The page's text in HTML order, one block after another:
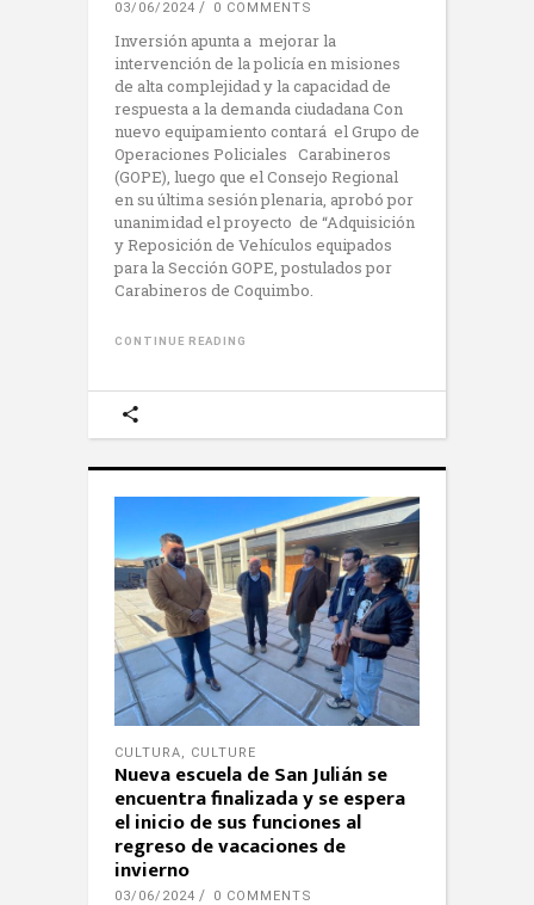
03/06/2024 0 COMMENTS
Inversión apunta a mejorar la
intervención de la policía en misiones
de alta complejidad y la capacidad de
respuesta a la demanda ciudadana Con
nuevo equipamiento contará el Grupo de
Operaciones Policiales Carabineros
(GOPE), luego que el Consejo Regional
en su última sesión plenaria, aprobó por
unanimidad el proyecto de “Adquisición
y Reposición de Vehículos equipados
para la Sección GOPE, postulados por
Carabineros de Coquimbo.
CONTINUE READING
CULTURA, CULTURE
Nueva escuela de San Julián se
encuentra finalizada y se espera
el inicio de sus funciones al
regreso de vacaciones de
invierno
03/06/2024 0 COMMENTS